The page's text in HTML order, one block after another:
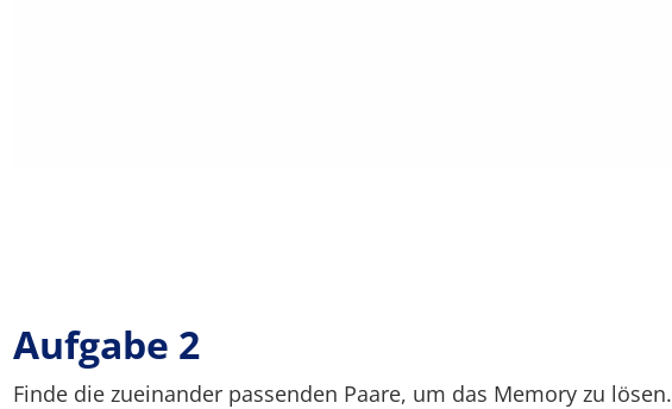
Aufgabe 2
Finde die zueinander passenden Paare, um das Memory zu lösen.